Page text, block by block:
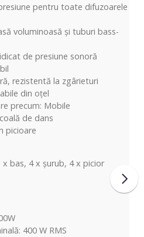
pentru toate difuzoarele
voluminoasă și tuburi bass-
de presiune sonoră
rezistentă la zgârieturi
din oțel
precum: Mobile
de dans
picioare
bas, 4 x șurub, 4 x picior
400 W RMS